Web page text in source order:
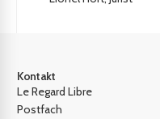
Kontakt
Le Regard Libre
Postfach